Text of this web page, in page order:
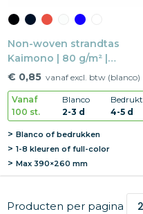
Non-woven strandtas
Kaimono | 80 g/m² |
45×32×16 cm | Met bodem
€ 0,85 vanaf excl. btw (blanco)
Vanaf
100 st.
Blanco
2-3 d
Bedrukt
4-5 d
Blanco of bedrukken
1-8 kleuren of full-color
Max 390×260 mm
Producten per pagina